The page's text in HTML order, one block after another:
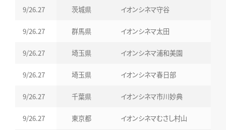
9/26.27 茨城県 イオンシネマ守谷
9/26.27 群馬県 イオンシネマ太田
9/26.27 埼玉県 イオンシネマ浦和美園
9/26.27 埼玉県 イオンシネマ春日部
9/26.27 千葉県 イオンシネマ市川妙典
9/26.27 東京都 イオンシネマむさし村山